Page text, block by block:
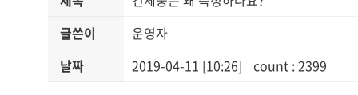
글쓴이
운영자
날짜
2019-04-11 [10:26] count : 2399